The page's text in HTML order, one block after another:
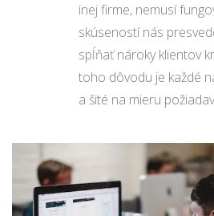
inej firme, nemusí
skúseností nás
spĺňať nároky klientov
toho dôvodu je každé
a šité na mieru